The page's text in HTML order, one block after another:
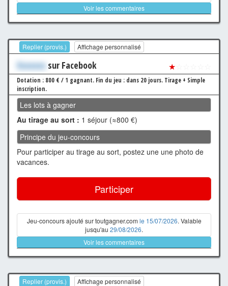
Voir les commentaires
Replier (provis.) Affichage personnalisé
Xxxxxxx sur Facebook ★
Dotation : 800 € / 1 gagnant. Fin du jeu : dans 20 jours. Tirage + Simple
inscription.
Les lots à gagner
Au tirage au sort : 1 séjour (≈800 €)
Principe du jeu-concours
Pour participer au tirage au sort, postez une une photo de
vacances.
Participer
Jeu-concours ajouté sur toutgagner.com le 15/07/2026. Valable
jusqu'au 29/08/2026.
Voir les commentaires
Replier (provis.) Affichage personnalisé